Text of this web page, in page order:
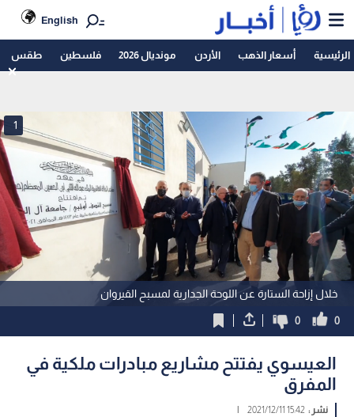
English
الرئيسية أسعار الذهب الأردن مونديال 2026 فلسطين طقس
خلال إزاحة الستارة عن اللوحة الجدارية لمسبح القيروان
1
0
0
العيسوي يفتتح مشاريع مبادرات ملكية في
المفرق
نشر :15:42 2021/12/11
|